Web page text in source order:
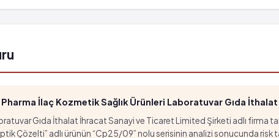
İlaç Kozmetik Sağlık Ürünleri Laboratuvar Gıda
Gıda İthalat İhracat Sanayi ve Ticaret Limited Şirketi adlı firma
Çözelti” adlı ürünün “Cp25/09” nolu serisinin analizi sonucunda risk